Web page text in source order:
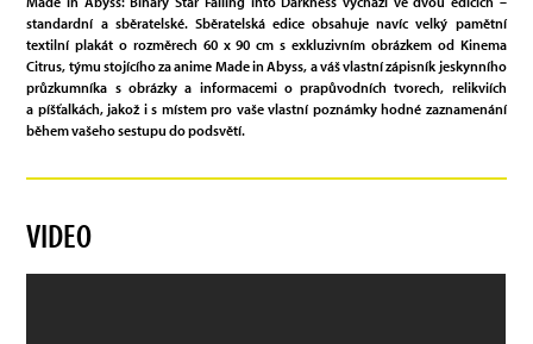
standardní a sběratelské. Sběratelská edice obsahuje navíc velký pamětní
textilní plakát o rozměrech 60 x 90 cm s exkluzivním obrázkem od Kinema
Citrus, týmu stojícího za anime Made in Abyss, a váš vlastní zápisník jeskynního
průzkumníka s obrázky a informacemi o prapůvodních tvorech, relikviích
a píšťalkách, jakož i s místem pro vaše vlastní poznámky hodné zaznamenání
během vašeho sestupu do podsvětí.
VIDEO